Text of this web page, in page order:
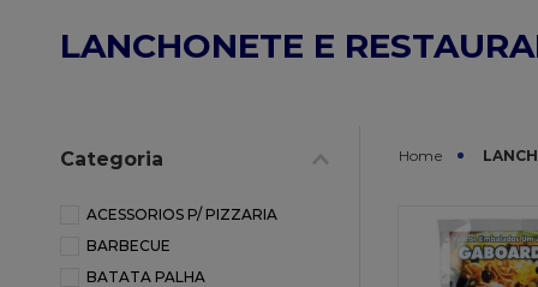
LANCHONETE E
Categoria
ACESSORIOS P/ PIZZARIA
BARBECUE
BATATA PALHA
3º
top harald
vabene
caixa